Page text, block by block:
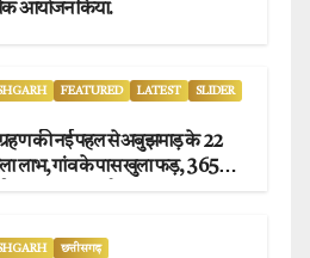
आयोजन किया.
FEATURED LATEST
SLIDER
की नई पहल से अबुझमाड़ के 22
लाभ, गांव के पास खुला फड़, 365
छत्तीसगढ़